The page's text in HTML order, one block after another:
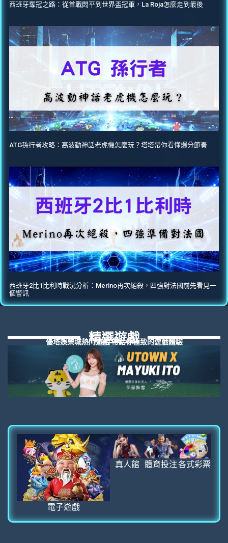
西班牙奪冠之路：從首戰悶平到世界盃冠軍，La Roja怎麼走到最後
ATG孫行者攻略：高波動神話老虎機怎麼玩？塔塔帶你看懂爆分節奏
西班牙2比1比利時戰況分析：Merino再次絕殺，四強對法國前先看見一
個警訊
精選遊戲
優塔娛樂城熱門遊戲 帶給你極致的遊戲體驗
電子遊戲
真人館 體育投注各式彩票